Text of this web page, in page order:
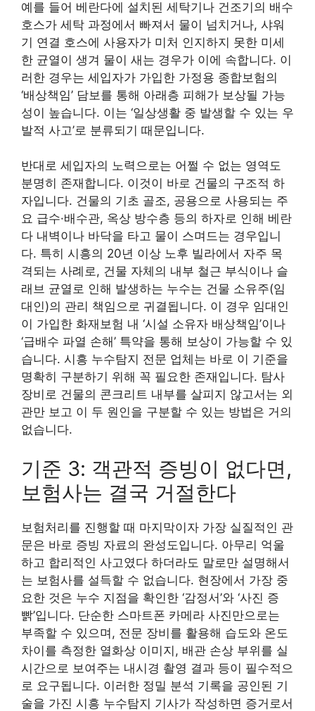
예를 들어 베란다에 설치된 세탁기나 건조기의 배수
호스가 세탁 과정에서 빠져서 물이 넘치거나, 샤워
기 연결 호스에 사용자가 미처 인지하지 못한 미세
한 균열이 생겨 물이 새는 경우가 이에 속합니다. 이
러한 경우는 세입자가 가입한 가정용 종합보험의
‘배상책임’ 담보를 통해 아래층 피해가 보상될 가능
성이 높습니다. 이는 ‘일상생활 중 발생할 수 있는 우
발적 사고’로 분류되기 때문입니다.
반대로 세입자의 노력으로는 어쩔 수 없는 영역도
분명히 존재합니다. 이것이 바로 건물의 구조적 하
자입니다. 건물의 기초 골조, 공용으로 사용되는 주
요 급수·배수관, 옥상 방수층 등의 하자로 인해 베란
다 내벽이나 바닥을 타고 물이 스며드는 경우입니
다. 특히 시흥의 20년 이상 노후 빌라에서 자주 목
격되는 사례로, 건물 자체의 내부 철근 부식이나 슬
래브 균열로 인해 발생하는 누수는 건물 소유주(임
대인)의 관리 책임으로 귀결됩니다. 이 경우 임대인
이 가입한 화재보험 내 ‘시설 소유자 배상책임’이나
‘급배수 파열 손해’ 특약을 통해 보상이 가능할 수 있
습니다. 시흥 누수탐지 전문 업체는 바로 이 기준을
명확히 구분하기 위해 꼭 필요한 존재입니다. 탐사
장비로 건물의 콘크리트 내부를 살피지 않고서는 외
관만 보고 이 두 원인을 구분할 수 있는 방법은 거의
없습니다.
기준 3: 객관적 증빙이 없다면,
보험사는 결국 거절한다
보험처리를 진행할 때 마지막이자 가장 실질적인 관
문은 바로 증빙 자료의 완성도입니다. 아무리 억울
하고 합리적인 사고였다 하더라도 말로만 설명해서
는 보험사를 설득할 수 없습니다. 현장에서 가장 중
요한 것은 누수 지점을 확인한 ‘감정서’와 ‘사진 증
빩’입니다. 단순한 스마트폰 카메라 사진만으로는
부족할 수 있으며, 전문 장비를 활용해 습도와 온도
차이를 측정한 열화상 이미지, 배관 손상 부위를 실
시간으로 보여주는 내시경 촬영 결과 등이 필수적으
로 요구됩니다. 이러한 정밀 분석 기록을 공인된 기
술을 가진 시흥 누수탐지 기사가 작성하면 증거로서